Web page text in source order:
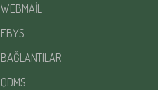
WEBMAİL
EBYS
BAĞLANTILAR
QDMS